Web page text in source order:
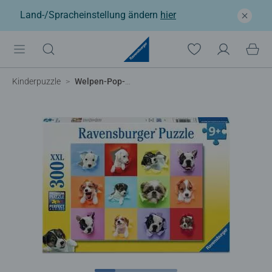
Land-/Spracheinstellung ändern hier
Kinderpuzzle Welpen-Pop-Out